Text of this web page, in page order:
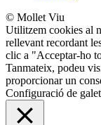
© Mollet Viu
Utilitzem cookies al
rellevant recordant
clic a "Acceptar-ho
Tanmateix, podeu
proporcionar un
Configuració de